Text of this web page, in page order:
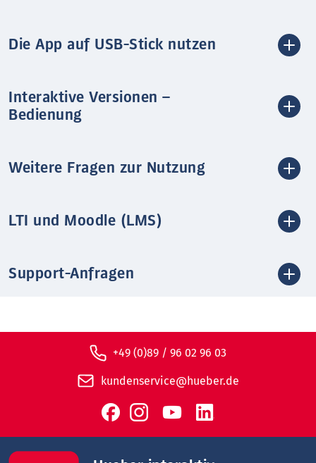
Die App auf USB-Stick nutzen
Interaktive Versionen –
Bedienung
Weitere Fragen zur Nutzung
LTI und Moodle (LMS)
Support-Anfragen
+49 (0)89 / 96 02 96 03
kundenservice@hueber.de